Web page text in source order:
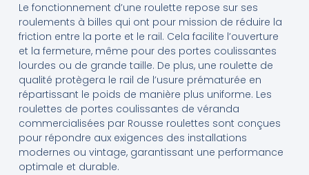
Le fonctionnement d’une roulette repose sur ses
roulements à billes qui ont pour mission de réduire la
friction entre la porte et le rail. Cela facilite l’ouverture
et la fermeture, même pour des portes coulissantes
lourdes ou de grande taille. De plus, une roulette de
qualité protègera le rail de l’usure prématurée en
répartissant le poids de manière plus uniforme. Les
roulettes de portes coulissantes de véranda
commercialisées par Rousse roulettes sont conçues
pour répondre aux exigences des installations
modernes ou vintage, garantissant une performance
optimale et durable.